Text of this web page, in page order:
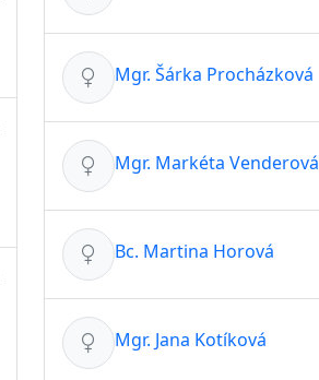
Mgr. Šárka Procházková
Mgr. Markéta Venderová
Bc. Martina Horová
Mgr. Jana Kotíková